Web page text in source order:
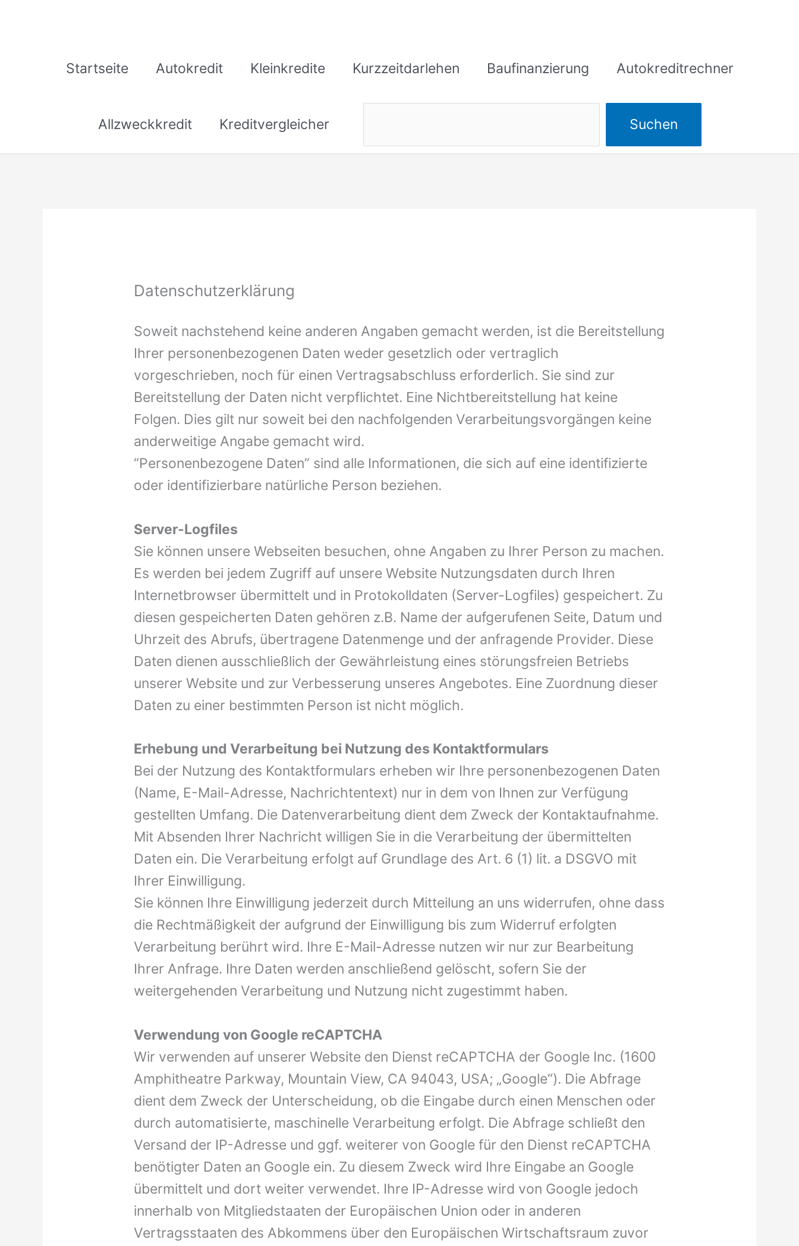
Startseite
Autokredit Kleinkredite Kurzzeitdarlehen Baufinanzierung Autokreditrechner
Allzweckkredit Kreditvergleicher Suchen
Datenschutzerklärung
Soweit nachstehend keine anderen Angaben gemacht werden, ist die Bereitstellung
Ihrer personenbezogenen Daten weder gesetzlich oder vertraglich
vorgeschrieben, noch für einen Vertragsabschluss erforderlich. Sie sind zur
Bereitstellung der Daten nicht verpflichtet. Eine Nichtbereitstellung hat keine
Folgen. Dies gilt nur soweit bei den nachfolgenden Verarbeitungsvorgängen keine
anderweitige Angabe gemacht wird.
“Personenbezogene Daten” sind alle Informationen, die sich auf eine identifizierte
oder identifizierbare natürliche Person beziehen.
Server-Logfiles
Sie können unsere Webseiten besuchen, ohne Angaben zu Ihrer Person zu machen.
Es werden bei jedem Zugriff auf unsere Website Nutzungsdaten durch Ihren
Internetbrowser übermittelt und in Protokolldaten (Server-Logfiles) gespeichert. Zu
diesen gespeicherten Daten gehören z.B. Name der aufgerufenen Seite, Datum und
Uhrzeit des Abrufs, übertragene Datenmenge und der anfragende Provider. Diese
Daten dienen ausschließlich der Gewährleistung eines störungsfreien Betriebs
unserer Website und zur Verbesserung unseres Angebotes. Eine Zuordnung dieser
Daten zu einer bestimmten Person ist nicht möglich.
Erhebung und Verarbeitung bei Nutzung des Kontaktformulars
Bei der Nutzung des Kontaktformulars erheben wir Ihre personenbezogenen Daten
(Name, E-Mail-Adresse, Nachrichtentext) nur in dem von Ihnen zur Verfügung
gestellten Umfang. Die Datenverarbeitung dient dem Zweck der Kontaktaufnahme.
Mit Absenden Ihrer Nachricht willigen Sie in die Verarbeitung der übermittelten
Daten ein. Die Verarbeitung erfolgt auf Grundlage des Art. 6 (1) lit. a DSGVO mit
Ihrer Einwilligung.
Sie können Ihre Einwilligung jederzeit durch Mitteilung an uns widerrufen, ohne dass
die Rechtmäßigkeit der aufgrund der Einwilligung bis zum Widerruf erfolgten
Verarbeitung berührt wird. Ihre E-Mail-Adresse nutzen wir nur zur Bearbeitung
Ihrer Anfrage. Ihre Daten werden anschließend gelöscht, sofern Sie der
weitergehenden Verarbeitung und Nutzung nicht zugestimmt haben.
Verwendung von Google reCAPTCHA
Wir verwenden auf unserer Website den Dienst reCAPTCHA der Google Inc. (1600
Amphitheatre Parkway, Mountain View, CA 94043, USA; „Google“). Die Abfrage
dient dem Zweck der Unterscheidung, ob die Eingabe durch einen Menschen oder
durch automatisierte, maschinelle Verarbeitung erfolgt. Die Abfrage schließt den
Versand der IP-Adresse und ggf. weiterer von Google für den Dienst reCAPTCHA
benötigter Daten an Google ein. Zu diesem Zweck wird Ihre Eingabe an Google
übermittelt und dort weiter verwendet. Ihre IP-Adresse wird von Google jedoch
innerhalb von Mitgliedstaaten der Europäischen Union oder in anderen
Vertragsstaaten des Abkommens über den Europäischen Wirtschaftsraum zuvor